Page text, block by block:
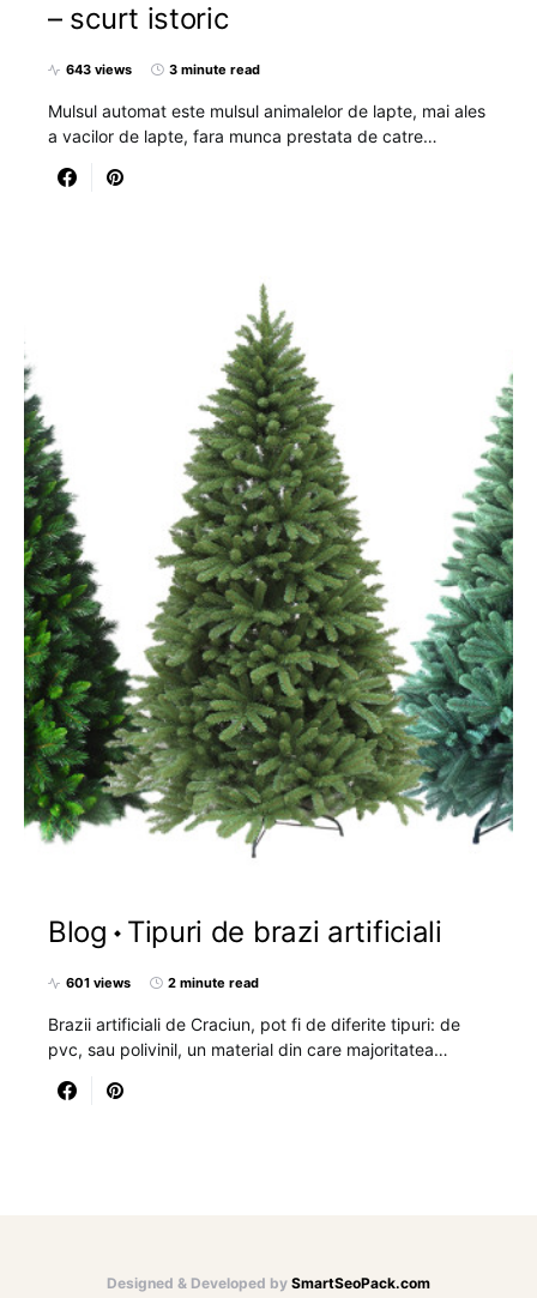
– scurt istoric
643 views 3 minute read
Mulsul automat este mulsul animalelor de lapte, mai ales
a vacilor de lapte, fara munca prestata de catre…
Blog Tipuri de brazi artificiali
601 views 2 minute read
Brazii artificiali de Craciun, pot fi de diferite tipuri: de
pvc, sau polivinil, un material din care majoritatea…
Designed & Developed by SmartSeoPack.com